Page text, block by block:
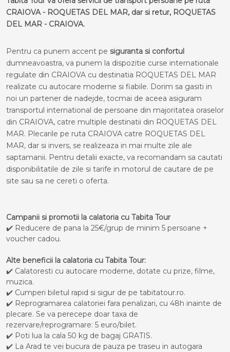
CRAIOVA - ROQUETAS DEL MAR, dar si retur, ROQUETAS
DEL MAR - CRAIOVA.
Pentru ca punem accent pe siguranta si confortul
dumneavoastra, va punem la dispozitie curse internationale
regulate din CRAIOVA cu destinatia ROQUETAS DEL MAR
realizate cu autocare moderne si fiabile. Dorim sa gasiti in
noi un partener de nadejde, tocmai de aceea asiguram
transportul international de persoane din majoritatea oraselor
din CRAIOVA, catre multiple destinatii din ROQUETAS DEL
MAR. Plecarile pe ruta CRAIOVA catre ROQUETAS DEL
MAR, dar si invers, se realizeaza in mai multe zile ale
saptamanii. Pentru detalii exacte, va recomandam sa cautati
disponibilitatile de zile si tarife in motorul de cautare de pe
site sau sa ne cereti o oferta.
Campanii si promotii la calatoria cu Tabita Tour
✔️ Reducere de pana la 25€/grup de minim 5 persoane +
voucher cadou.
Alte beneficii la calatoria cu Tabita Tour:
✔️ Calatoresti cu autocare moderne, dotate cu prize, filme,
muzica.
✔️ Cumperi biletul rapid si sigur de pe tabitatour.ro.
✔️ Reprogramarea calatoriei fara penalizari, cu 48h inainte de
plecare. Se va perecepe doar taxa de
rezervare/reprogramare: 5 euro/bilet.
✔️ Poti lua la cala 50 kg de bagaj GRATIS.
✔️ La Arad te vei bucura de pauza pe traseu in autogara